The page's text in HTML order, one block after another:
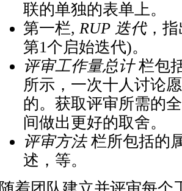
联的单独的表单上。
第一栏, RUP 迭代，指
第1个启始迭代)。
评审工作量总计栏包
所示，一次十人讨论
的。获取评审所需的
间做出更好的取舍。
评审方法栏所包括的
述，等。